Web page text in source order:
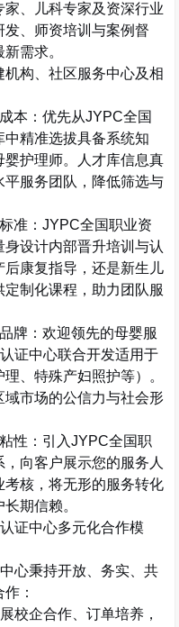
、儿科专家及资深行业
、师资培训与案例督
需求。
构、社区服务中心及相
本 ：优先从JYPC全国
中精准选拔具备系统知
护理师。人才库信息真
服务团队，降低筛选与
准 ：JYPC全国职业资
设计内部晋升培训与认
康复指导，还是新生儿
制化课程，助力团队服
牌 ：欢迎领先的母婴服
证中心联合开发适用于
、特殊产妇照护等）。
市场的公信力与社会形
性 ：引入JYPC全国职
向客户展示您的服务人
考核，将无形的服务转化
期信赖。
证中心多元化合作模
心秉持开放、务实、共
：
展校企合作、订单培养，